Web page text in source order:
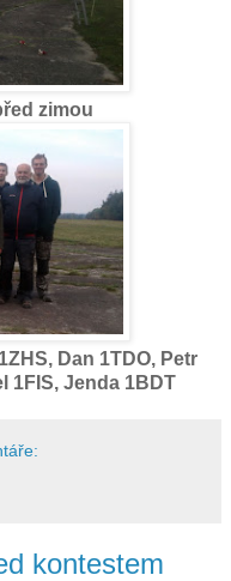
zimou
Dan 1TDO, Petr
1FIS, Jenda 1BDT
kontestem